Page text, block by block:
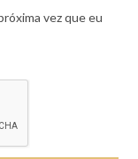
vez que eu